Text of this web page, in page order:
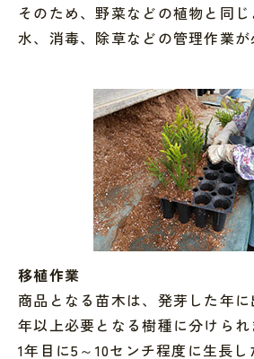
そのため、野菜などの植物と同
水、消毒、除草などの管理作業が
移植作業
商品となる苗木は、発芽した年
年以上必要となる樹種に分けられ
1年目に5～10センチ程度に生長